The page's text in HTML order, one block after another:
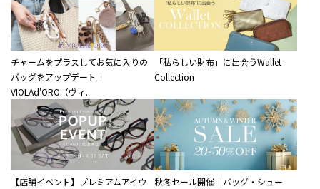
チャームをプラスしてお気に入りの
バッグをアップデート｜
VIOLAd'ORO（ヴィ...
「私らしい財布」に出会うWallet
Collection
【店舗イベント】プレミアムアイウ
秋冬セール開催｜バッグ・シュー